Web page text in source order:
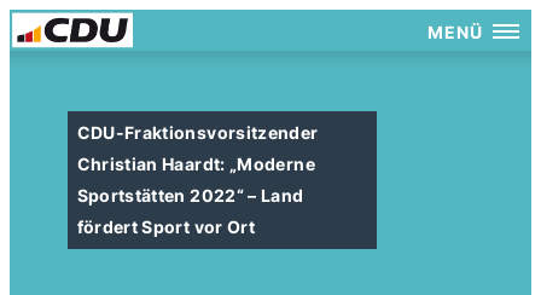
MENÜ
CDU-Fraktionsvorsitzender
Christian Haardt: „Moderne
Sportstätten 2022“ – Land
fördert Sport vor Ort